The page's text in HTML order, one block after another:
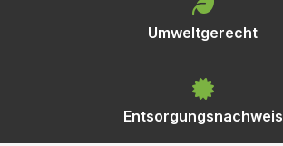
Umweltgerecht
Entsorgungsnachweis